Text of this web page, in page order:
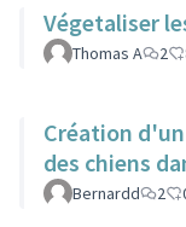
Végetaliser
Thomas A 2
Création
des chiens
Bernardd 2